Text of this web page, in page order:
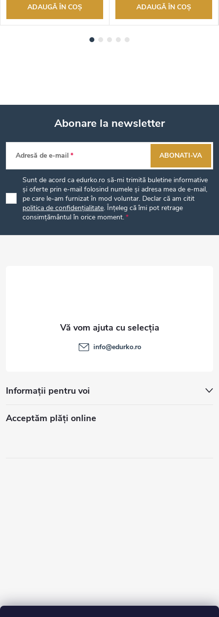
ADAUGĂ ÎN COŞ ADAUGĂ ÎN COŞ
S
u
b
o
Abonare la newsletter
Adresă de e-mail
Sunt de acord ca edurko.ro să-mi trimită buletine informative
și oferte prin e-mail folosind numele și adresa mea de e-mail,
pe care le-am furnizat în mod voluntar. Declar că am citit
politica de confidențialitate. Înțeleg că îmi pot retrage
consimțământul în orice moment.
ABONATI-VA
Informații pentru voi
Acceptăm plăţi online
info@edurko.ro